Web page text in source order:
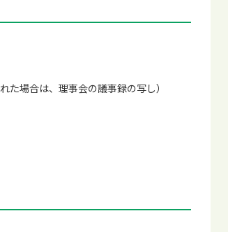
場合は、理事会の議事録の写し）